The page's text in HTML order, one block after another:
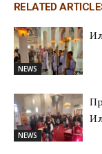
RELATED
NEWS
NEWS